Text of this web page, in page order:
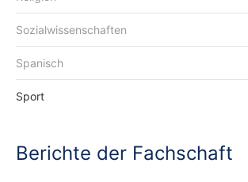
Sozialwissenschaften
Spanisch
Sport
Berichte der Fachschaft